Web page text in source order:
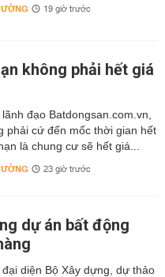
19 giờ trước
không phải hết giá
đạo Batdongsan.com.vn,
phải cứ đến mốc thời gian hết
là chung cư sẽ hết giá...
23 giờ trước
dự án bất động
diện Bộ Xây dựng, dự thảo